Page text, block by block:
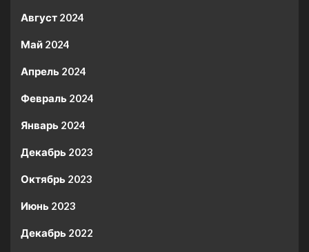
Август 2024
Май 2024
Апрель 2024
Февраль 2024
Январь 2024
Декабрь 2023
Октябрь 2023
Июнь 2023
Декабрь 2022